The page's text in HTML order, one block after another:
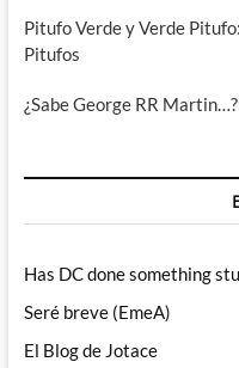
Pitufo Verde y Verde
Pitufos
¿Sabe George RR
Has DC done something
Seré breve (EmeA)
El Blog de Jotace